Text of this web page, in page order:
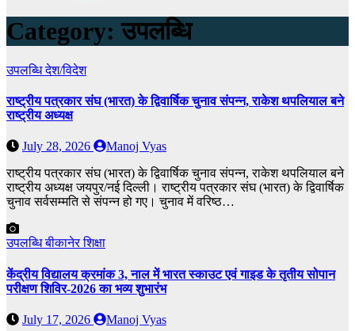
Category: उपलब्धि
उपलब्धिदेश/विदेश
राष्ट्रीय पत्रकार संघ (भारत) के द्विवार्षिक चुनाव संपन्न, राकेश थपलियाल बने
राष्ट्रीय अध्यक्ष
July 28, 2026
Manoj Vyas
राष्ट्रीय पत्रकार संघ (भारत) के द्विवार्षिक चुनाव संपन्न, राकेश थपलियाल बने
राष्ट्रीय अध्यक्ष जयपुर/नई दिल्ली। राष्ट्रीय पत्रकार संघ (भारत) के द्विवार्षिक
चुनाव सर्वसम्मति से संपन्न हो गए। चुनाव में वरिष्ठ…
उपलब्धिबीकानेरशिक्षा
केंद्रीय विद्यालय क्रमांक 3, नाल में भारत स्काउट एवं गाइड के तृतीय सोपान
परीक्षण शिविर-2026 का भव्य शुभारंभ
July 17, 2026
Manoj Vyas